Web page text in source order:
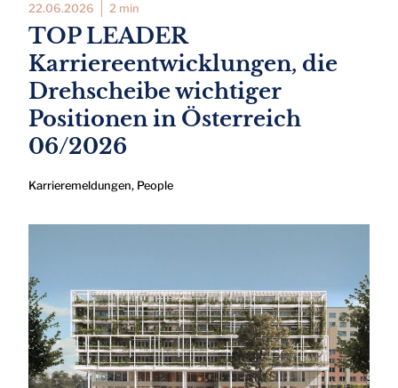
22.06.2026 2 min
TOP LEADER
Karriereentwicklungen, die
Drehscheibe wichtiger
Positionen in Österreich
06/2026
Karrieremeldungen, People